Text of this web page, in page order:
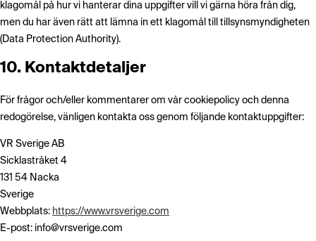
klagomål på hur vi hanterar dina uppgifter vill vi gärna höra från dig,
men du har även rätt att lämna in ett klagomål till tillsynsmyndigheten
(Data Protection Authority).
10. Kontaktdetaljer
För frågor och/eller kommentarer om vår cookiepolicy och denna
redogörelse, vänligen kontakta oss genom följande kontaktuppgifter:
VR Sverige AB
Sicklastråket 4
131 54 Nacka
Sverige
Webbplats: https://www.vrsverige.com
E-post: info@vrsverige.com